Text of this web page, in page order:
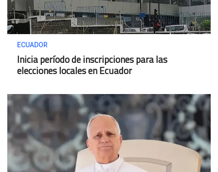
ECUADOR
Inicia período de inscripciones para las
elecciones locales en Ecuador